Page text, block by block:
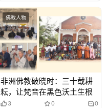
佛教人物
非洲佛教破晓时：三十载耕
耘，让梵音在黑色沃土生根
3 0 0